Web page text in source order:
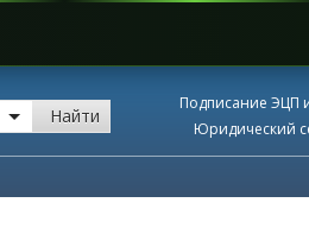
Найти
Подписание ЭЦП
Юридический